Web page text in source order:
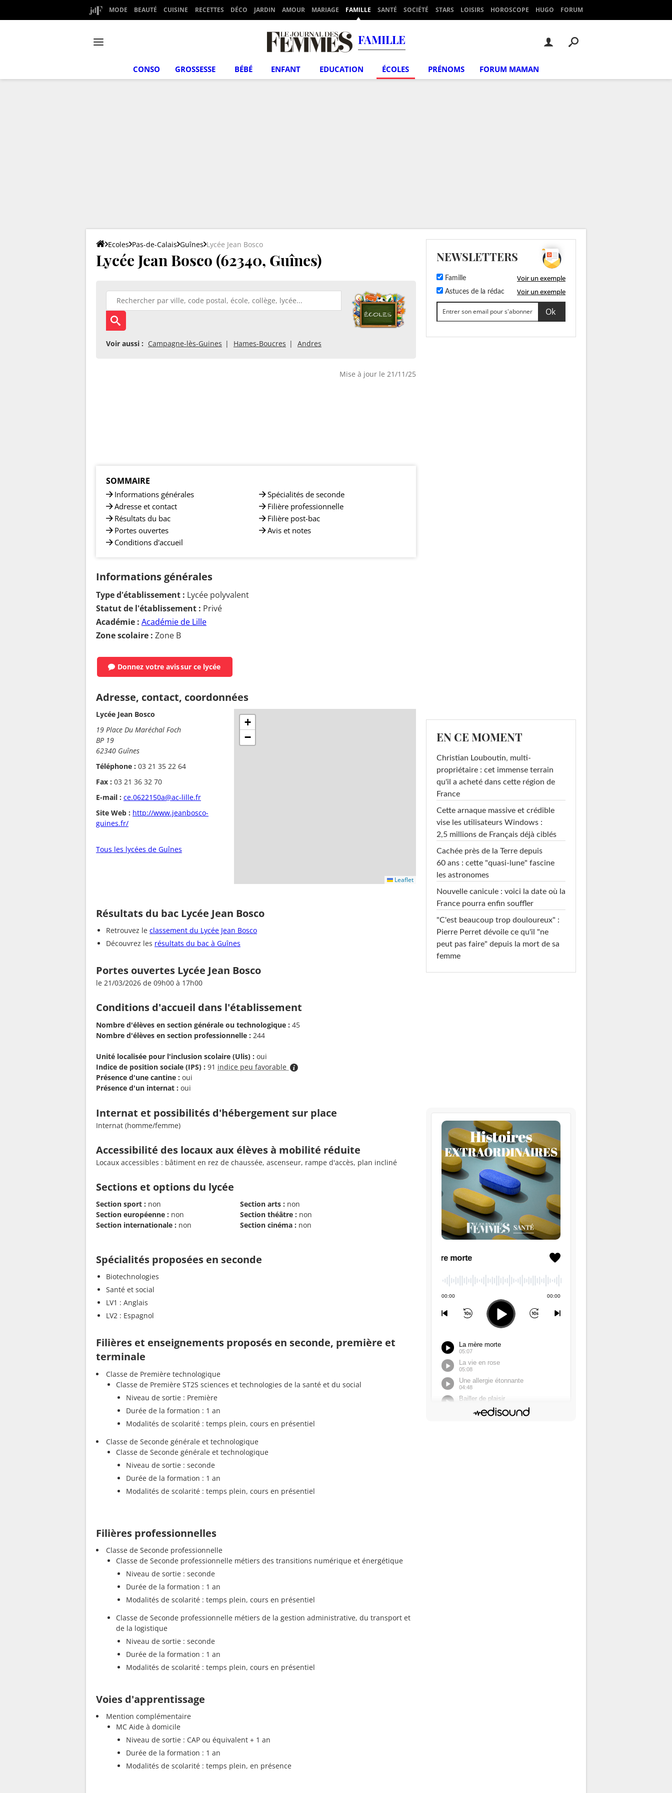
MODE BEAUTÉ CUISINE RECETTES DÉCO JARDIN AMOUR MARIAGE FAMILLE SANTÉ SOCIÉTÉ STARS LOISIRS HOROSCOPE HUGO FORUM
FAMILLE
CONSO GROSSESSE BÉBÉ ENFANT EDUCATION ÉCOLES PRÉNOMS FORUM MAMAN
Ecoles Pas-de-Calais Guînes Lycée Jean Bosco
Lycée Jean Bosco (62340, Guînes)
Voir aussi : Campagne-lès-Guines Hames-Boucres Andres
Mise à jour le 21/11/25
SOMMAIRE
Informations générales
Adresse et contact
Résultats du bac
Portes ouvertes
Conditions d'accueil
Spécialités de seconde
Filière professionnelle
Filière post-bac
Avis et notes
Informations générales
Type d'établissement : Lycée polyvalent
Statut de l'établissement : Privé
Académie : Académie de Lille
Zone scolaire : Zone B
Donnez votre avissur ce lycée
Adresse, contact, coordonnées
Lycée Jean Bosco
19 Place Du Maréchal Foch
BP 19
62340 Guînes
Téléphone : 03 21 35 22 64
Fax : 03 21 36 32 70
E-mail : ce.0622150a@ac-lille.fr
Site Web : http://www.jeanbosco-
guines.fr/
Tous les lycées de Guînes
+
−
Leaflet
Résultats du bac Lycée Jean Bosco
Retrouvez le classement du Lycée Jean Bosco
Découvrez les résultats du bac à Guînes
Portes ouvertes Lycée Jean Bosco
le 21/03/2026 de 09h00 à 17h00
Conditions d'accueil dans l'établissement
Nombre d'élèves en section générale ou technologique : 45
Nombre d'élèves en section professionnelle : 244
Unité localisée pour l'inclusion scolaire (Ulis) : oui
Indice de position sociale (IPS) : 91 indice peu favorable
Présence d'une cantine : oui
Présence d'un internat : oui
Internat et possibilités d'hébergement sur place
Internat (homme/femme)
Accessibilité des locaux aux élèves à mobilité réduite
Locaux accessibles : bâtiment en rez de chaussée, ascenseur, rampe d'accès, plan incliné
Sections et options du lycée
Section sport : non
Section européenne : non
Section internationale : non
Section arts : non
Section théâtre : non
Section cinéma : non
Spécialités proposées en seconde
Biotechnologies
Santé et social
LV1 : Anglais
LV2 : Espagnol
Filières et enseignements proposés en seconde, première et
terminale
Classe de Première technologique
Classe de Première ST2S sciences et technologies de la santé et du social
Niveau de sortie : Première
Durée de la formation : 1 an
Modalités de scolarité : temps plein, cours en présentiel
Classe de Seconde générale et technologique
Classe de Seconde générale et technologique
Niveau de sortie : seconde
Durée de la formation : 1 an
Modalités de scolarité : temps plein, cours en présentiel
Filières professionnelles
Classe de Seconde professionnelle
Classe de Seconde professionnelle métiers des transitions numérique et énergétique
Niveau de sortie : seconde
Durée de la formation : 1 an
Modalités de scolarité : temps plein, cours en présentiel
Classe de Seconde professionnelle métiers de la gestion administrative, du transport et
de la logistique
Niveau de sortie : seconde
Durée de la formation : 1 an
Modalités de scolarité : temps plein, cours en présentiel
Voies d'apprentissage
Mention complémentaire
MC Aide à domicile
Niveau de sortie : CAP ou équivalent + 1 an
Durée de la formation : 1 an
Modalités de scolarité : temps plein, en présence
NEWSLETTERS
Famille Voir un exemple
Astuces de la rédac Voir un exemple
EN CE MOMENT
Christian Louboutin, multi-
propriétaire : cet immense terrain
qu'il a acheté dans cette région de
France
Cette arnaque massive et crédible
vise les utilisateurs Windows :
2,5 millions de Français déjà ciblés
Cachée près de la Terre depuis
60 ans : cette "quasi-lune" fascine
les astronomes
Nouvelle canicule : voici la date où la
France pourra enfin souffler
"C'est beaucoup trop douloureux" :
Pierre Perret dévoile ce qu'il "ne
peut pas faire" depuis la mort de sa
femme